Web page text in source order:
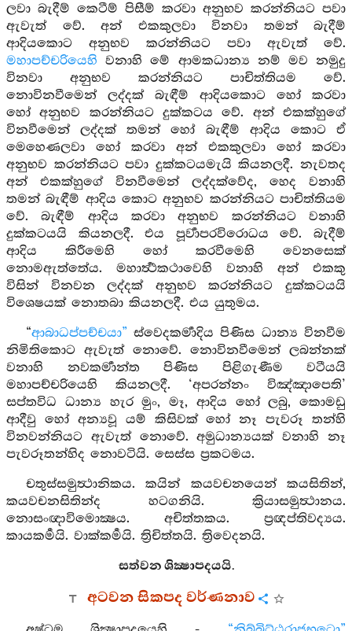
ලවා බැදීම් කෙටීම් පිසීම් කරවා අනුභව කරන්නියට පවා
ඇවැත් වේ. අන් එකකුලවා විනවා තමන් බැදීම්
ආදියකොට අනුභව කරන්නියට පවා ඇවැත් වේ.
මහාපච්චරියෙහිවනාහි මේ ආමකධාන්‍ය නම් මව නමුදු
විනවා අනුභව කරන්නියට පාචිත්තියම වේ.
නොවිනවීමෙන් ලද්දක් බැඳීම් ආදියකොට හෝ කරවා
හෝ අනුභව කරන්නියට දුක්කටය වේ. අන් එකක්හුගේ
විනවීමෙන් ලද්දක් තමන් හෝ බැඳීම් ආදිය කොට ඒ
මෙහෙණලවා හෝ කරවා අන් එකකුලවා හෝ කරවා
අනුභව කරන්නියට පවා දුක්කටයමැයි කියනලදී. නැවතද
අන් එකක්හුගේ විනවීමෙන් ලද්දක්වේද, හෙද වනාහි
තමන් බැඳීම් ආදිය කොට අනුභව කරන්නියට පාචිත්තියම
වේ. බැඳීම් ආදිය කරවා අනුභව කරන්නියට වනාහි
දුක්කටයයි කියනලදී. එය පූර්‍වාපරවිරොධය වේ. බැදීම්
ආදිය කිරීමෙහි හෝ කරවීමෙහි වෙනසෙක්
නොමඇත්තේය. මහාර්‍ත්‍ථකථාවෙහි වනාහි අන් එකකු
විසින් විනවන ලද්දක් අනුභව කරන්නියට දුක්කටයයි
විශෙෂයක් නොතබා කියනලදී. එය යුතුමය.
“ආබාධප්පච්චයා” ස්වෙදකර්‍මාදිය පිණිස ධාන්‍ය විනවීම
නිමිතිකොට ඇවැත් නොවේ. නොවිනවීමෙන් ලබන්නක්
වනාහි නවකර්‍මාන්ත පිණිස පිළිගැණීම වටීයයි
මහාපච්චරියෙහි කියනලදී. ‘අපරන්නං විඤ්ඤාපෙති’
සප්තවිධ ධාන්‍ය හැර මුං, මෑ, ආදිය හෝ ලබු, කොමඩු
ආදීවු හෝ අන්‍යවූ යම් කිසිවක් හෝ නෑ පැවරූ තන්හි
විනවන්නියට ඇවැත් නොවේ. අමුධාන්‍යයක් වනාහි නෑ
පැවරූතන්හිද නොවටියි. සෙස්ස ප්‍රකටමය.
චතුස්සමුත්‍ථානිකය. කයින් කයවචනයෙන් කයසිතින්,
කයවචනසිතින්ද හටගනියි. ක්‍රියාසමුත්‍ථානය.
නොසංඥාවිමොක්‍ෂය. අචිත්තකය. ප්‍රඥප්තිවද්‍යය.
කායකර්‍මයි. වාක්කර්‍මයි. ත්‍රිචිත්තයි. ත්‍රිවෙදනයි.
සත්වන ශික්‍ෂාපදයයි.
අටවන සිකපද වර්ණනාව